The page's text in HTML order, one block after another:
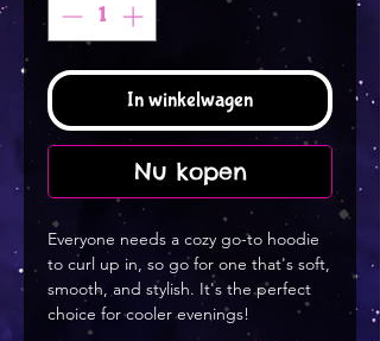
In winkelwagen
Nu kopen
Everyone needs a cozy go-to hoodie
to curl up in, so go for one that's soft,
smooth, and stylish. It's the perfect
choice for cooler evenings!